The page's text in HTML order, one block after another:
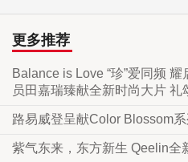
更多推荐
Balance is Love “珍”爱同频
员田嘉瑞臻献全新时尚大片 礼
路易威登呈献Color Blossom
紫气东来，东方新生 Qeelin全